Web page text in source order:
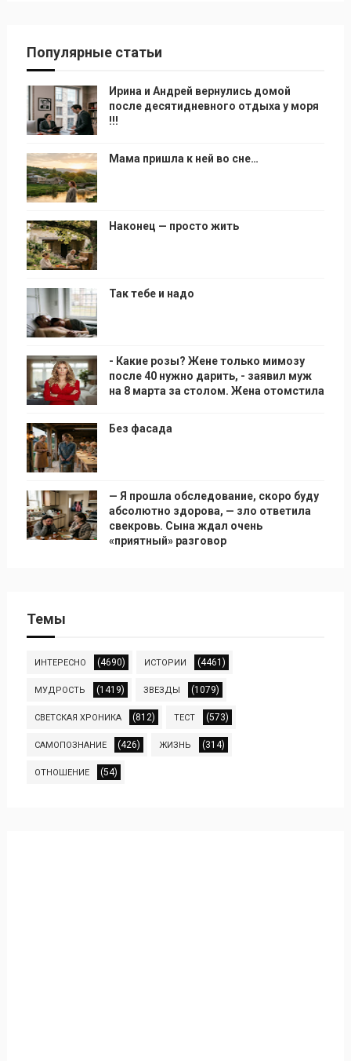
Популярные статьи
Ирина и Андрей вернулись домой
после десятидневного отдыха у моря
!!!
Мама пришла к ней во сне…
Наконец — просто жить
Так тебе и надо
- Какие розы? Жене только мимозу
после 40 нужно дарить, - заявил муж
на 8 марта за столом. Жена отомстила
Без фасада
— Я прошла обследование, скоро буду
абсолютно здорова, — зло ответила
свекровь. Сына ждал очень
«приятный» разговор
Темы
ИНТЕРЕСНО (4690) ИСТОРИИ (4461)
МУДРОСТЬ (1419) ЗВЕЗДЫ (1079)
СВЕТСКАЯ ХРОНИКА (812) ТЕСТ (573)
САМОПОЗНАНИЕ (426) ЖИЗНЬ (314)
ОТНОШЕНИЕ (54)